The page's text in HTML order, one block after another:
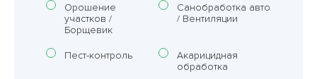
Орошение
участков /
Борщевик
Санобработка авто
/ Вентиляции
Пест-контроль
Акарицидная
обработка